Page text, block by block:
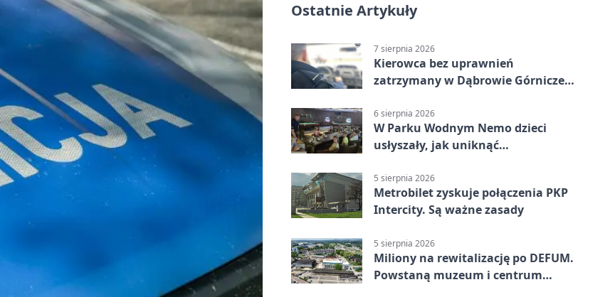
Ostatnie Artykuły
7 sierpnia 2026
Kierowca bez uprawnień
zatrzymany w Dąbrowie Górniczej.
6 sierpnia 2026
W Parku Wodnym Nemo dzieci
usłyszały, jak uniknąć
5 sierpnia 2026
Metrobilet zyskuje połączenia PKP
Intercity. Są ważne zasady
5 sierpnia 2026
Miliony na rewitalizację po DEFUM.
Powstaną muzeum i centrum